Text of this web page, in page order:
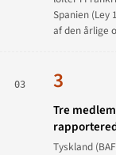
Spanien (Ley
af den årlige
03 3
Tre
Tyskland